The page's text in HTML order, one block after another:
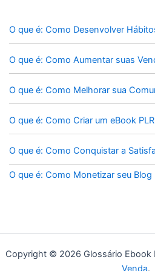
O que é: Como Desenvolver
O que é: Como Aumentar suas
O que é: Como Melhorar sua
O que é: Como Criar um eBook
O que é: Como Conquistar a
O que é: Como Monetizar seu Blog
Copyright © 2026 Glossário Ebook
Venda.